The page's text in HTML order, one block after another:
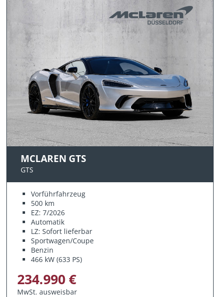
MCLAREN GTS
GTS
Vorführfahrzeug
500 km
EZ: 7/2026
Automatik
LZ: Sofort lieferbar
Sportwagen/Coupe
Benzin
466 kW (633 PS)
234.990 €
MwSt. ausweisbar